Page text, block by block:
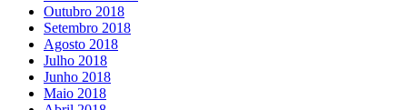
Outubro 2018
Setembro 2018
Agosto 2018
Julho 2018
Junho 2018
Maio 2018